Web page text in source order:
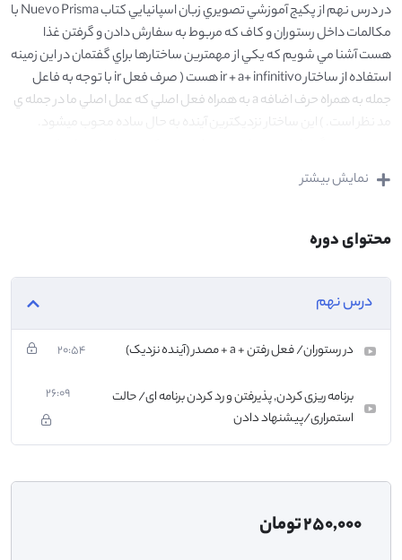
در درس نهم از پكيج آموزشي تصويري زبان اسپانيايي كتاب Nuevo Prisma با
مكالمات داخل رستوران و كاف كه مربوط به سفارش دادن و گرفتن غذا
هست آشنا مي شويم كه يكي از مهمترين ساختارها براي گفتمان در اين زمينه
استفاده از ساختار ir + a+ infinitivo هست ( صرف فعل ir با توجه به فاعل
جمله به همراه حرف اضافه a به همراه فعل اصلي كه عمل اصلي ما در جمله ي
مد نظر است. ) اين ساختار نزديكترين آينده به حال ساده محوب ميشود.
برنامه يا دعوتي صحبت ميشود، كه در ويدئو ها به طور كامل توضيح داده
شده است. براي مثال براي رد كردن دعوتي بايد دليلي براي نپذيرفتن آن
محسوب ميشود استفاده ميكنيم. همچنين براي قرار گذاشتن از فعل
بپرسيم از افعال separecer و apetecerse استقاده ميكنيم.
علاوه بر اين در اين درس با حال استمراري آشنا ميشويم، اين مدل از فعل يك
مدل غير شخصي يعني impersonal هست كه معمولاً به همراه فعل Estar
مي آيد. فعل هايي كه به ar ختم ميشوند با حذف كردن ar و اضافه كردن
يك فعل بي قاعده هست، با صرف
Puedes
Podemo
نمایش بیشتر
محتوای دوره
درس نهم
در رستوران/ فعل رفتن + a + مصدر (آینده نزدیک) 20:54
برنامه ریزی کردن, پذیرفتن و رد کردن برنامه ای/ حالت
استمراری/پیشنهاد دادن
26:09
250,000تومان